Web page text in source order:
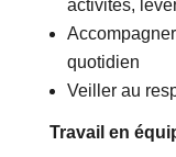
activités,
quotidien
Veiller au
Travail en